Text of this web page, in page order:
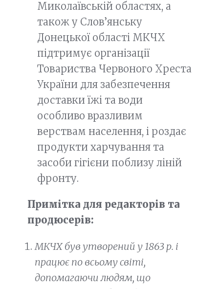
Миколаївській областях, а
також у Слов’янську
Донецької області МКЧХ
підтримує організації
Товариства Червоного Хреста
України для забезпечення
доставки їжі та води
особливо вразливим
верствам населення, і роздає
продукти харчування та
засоби гігієни поблизу ліній
фронту.
Примітка для редакторів та
продюсерів:
МКЧХ був утворений у 1863 р. і
працює по всьому світі,
допомагаючи людям, що